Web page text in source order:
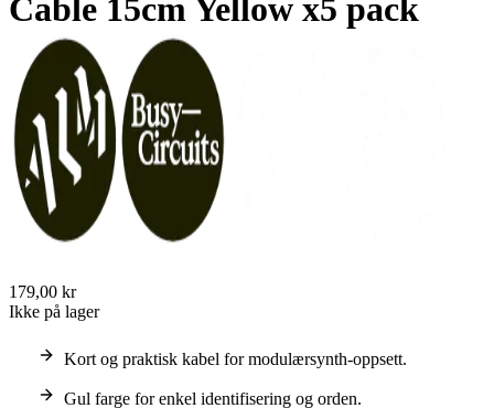
Cable 15cm Yellow x5 pack
179,00 kr
Ikke på lager
Kort og praktisk kabel for modulærsynth-oppsett.
Gul farge for enkel identifisering og orden.